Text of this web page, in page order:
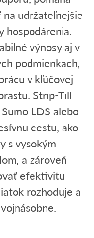
udržateľnejšie
hospodárenia.
výnosy aj v
podmienkach,
v kľúčovej
Strip-Till
LDS alebo
cestu, ako
s vysokým
a zároveň
efektivitu
rozhoduje a